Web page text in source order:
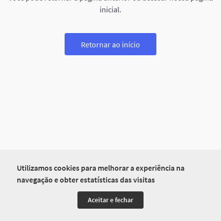
Utilizamos cookies para melhorar a experiência na
navegação e obter estatísticas das visitas
Aceitar e fechar
inicial.
Retornar ao início